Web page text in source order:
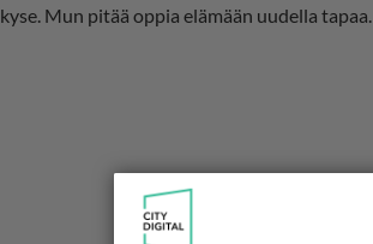
kyse. Mun pitää oppia elämään uudella tapaa.